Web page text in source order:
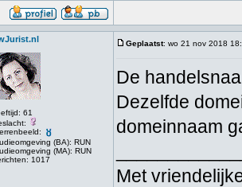
61
(BA): RUN
(MA): RUN
1017
Geplaatst: wo 21 nov 2018
De
Dezelfde
domeinnaam
Met